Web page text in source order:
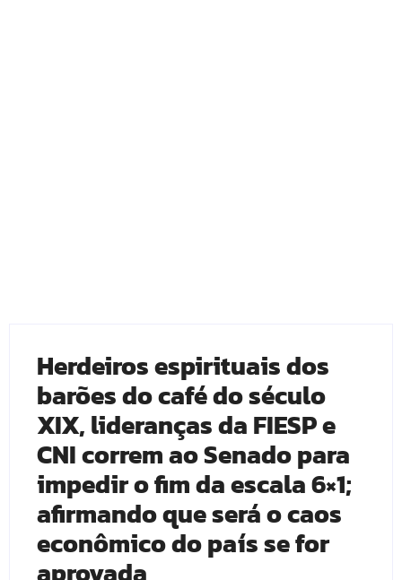
Herdeiros espirituais dos
barões do café do século
XIX, lideranças da FIESP e
CNI correm ao Senado para
impedir o fim da escala 6×1;
afirmando que será o caos
econômico do país se for